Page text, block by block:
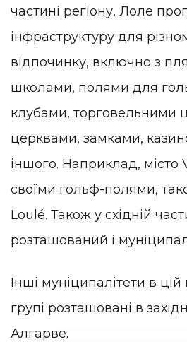
частині регіону, Лоле
інфраструктуру для
відпочинку, включно з
школами, полями для
клубами, торговельними
церквами, замками,
іншого. Наприклад, місто
своїми гольф-полями,
Loulé. Також у східній
розташований і
Інші муніципалітети в
групі розташовані в
Алгарве.